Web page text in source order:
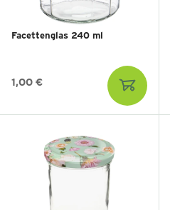
Facettenglas 240 ml
1,00 €